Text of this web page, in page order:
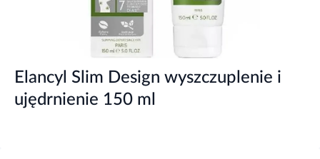
Elancyl Slim Design wyszczuplenie i
ujędrnienie 150 ml